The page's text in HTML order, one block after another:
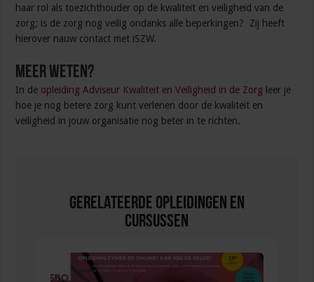
haar rol als toezichthouder op de kwaliteit en veiligheid van de
zorg; is de zorg nog veilig ondanks alle beperkingen? Zij heeft
hierover nauw contact met iSZW.
Meer weten?
In de opleiding Adviseur Kwaliteit en Veiligheid in de Zorg leer je
hoe je nog betere zorg kunt verlenen door de kwaliteit en
veiligheid in jouw organisatie nog beter in te richten.
Gerelateerde Opleidingen en
Cursussen